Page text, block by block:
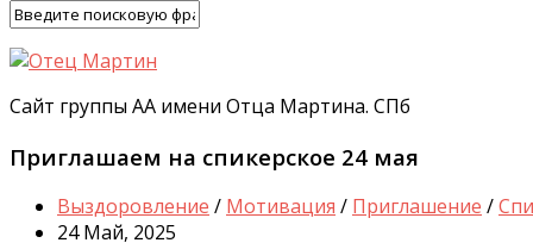
Сайт группы АА имени Отца Мартина. СПб
Приглашаем на спикерское 24 мая
Выздоровление / Мотивация / Приглашение /
24 Май, 2025